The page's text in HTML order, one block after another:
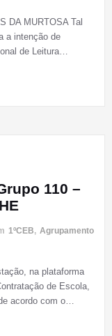
DA MURTOSA Tal
a intenção de
de Leitura…
110 –
1ºCEB, Agrupamento
na plataforma
de Escola,
acordo com o…